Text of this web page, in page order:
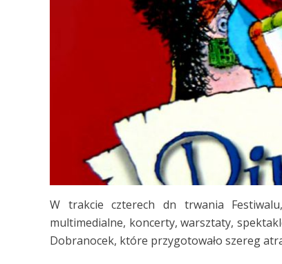
W trakcie czterech dn trwania
multimedialne, koncerty, warsztaty,
Dobranocek, które przygotowało szereg